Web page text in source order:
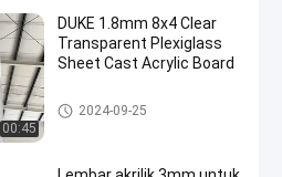
00:45
DUKE 1.8mm 8x4 Clear
Transparent Plexiglass
Sheet Cast Acrylic Board
Lembaran Akrilik Bening
2024-09-25